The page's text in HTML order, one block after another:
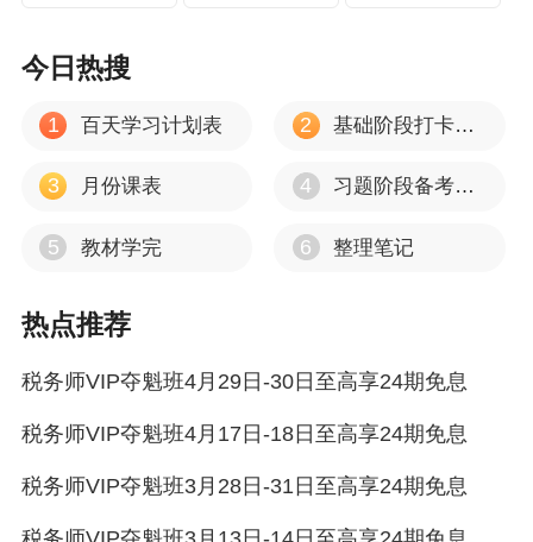
今日热搜
1 百天学习计划表 2 基础阶段打卡计划
3 月份课表 4 习题阶段备考重点方向
5 教材学完 6 整理笔记
热点推荐
税务师VIP夺魁班4月29日-30日至高享24期免息
税务师VIP夺魁班4月17日-18日至高享24期免息
税务师VIP夺魁班3月28日-31日至高享24期免息